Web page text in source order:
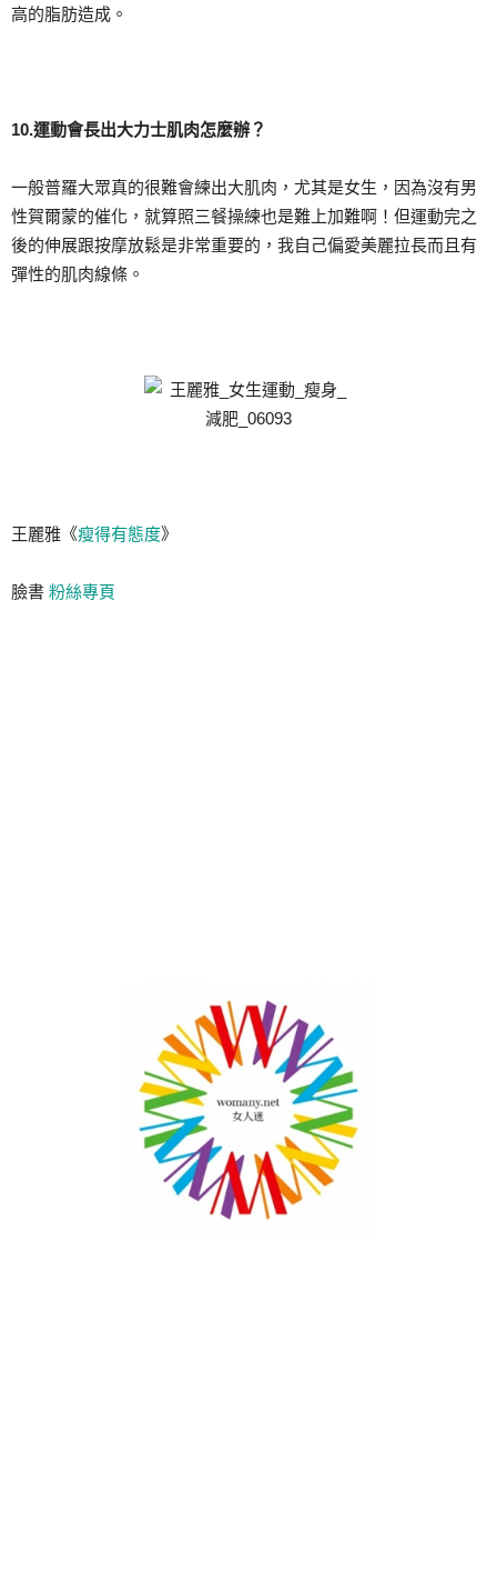
高的脂肪造成。
10.運動會長出大力士肌肉怎麼辦？
一般普羅大眾真的很難會練出大肌肉，尤其是女生，因為沒有男
性賀爾蒙的催化，就算照三餐操練也是難上加難啊！但運動完之
後的伸展跟按摩放鬆是非常重要的，我自己偏愛美麗拉長而且有
彈性的肌肉線條。
王麗雅《瘦得有態度》
臉書 粉絲專頁